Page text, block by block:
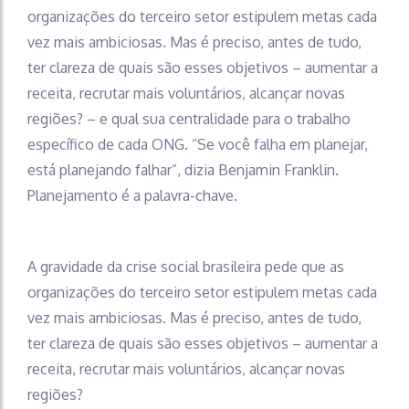
organizações do terceiro setor estipulem metas cada
vez mais ambiciosas. Mas é preciso, antes de tudo,
ter clareza de quais são esses objetivos – aumentar a
receita, recrutar mais voluntários, alcançar novas
regiões? – e qual sua centralidade para o trabalho
específico de cada ONG. “Se você falha em planejar,
está planejando falhar”, dizia Benjamin Franklin.
Planejamento é a palavra-chave.
A gravidade da crise social brasileira pede que as
organizações do terceiro setor estipulem metas cada
vez mais ambiciosas. Mas é preciso, antes de tudo,
ter clareza de quais são esses objetivos – aumentar a
receita, recrutar mais voluntários, alcançar novas
regiões?